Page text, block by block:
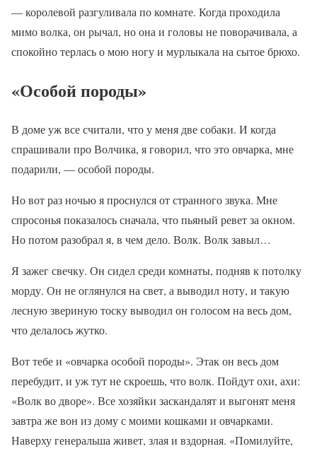
— королевой разгуливала по комнате. Когда проходила
мимо волка, он рычал, но она и головы не поворачивала, а
спокойно терлась о мою ногу и мурлыкала на сытое брюхо.
«Особой породы»
В доме уж все считали, что у меня две собаки. И когда
спрашивали про Волчика, я говорил, что это овчарка, мне
подарили, — особой породы.
Но вот раз ночью я проснулся от странного звука. Мне
спросонья показалось сначала, что пьяный ревет за окном.
Но потом разобрал я, в чем дело. Волк. Волк завыл…
Я зажег свечку. Он сидел среди комнаты, подняв к потолку
морду. Он не оглянулся на свет, а выводил ноту, и такую
лесную звериную тоску выводил он голосом на весь дом,
что делалось жутко.
Вот тебе и «овчарка особой породы». Этак он весь дом
перебудит, и уж тут не скроешь, что волк. Пойдут охи, ахи:
«Волк во дворе». Все хозяйки заскандалят и выгонят меня
завтра же вон из дому с моими кошками и овчарками.
Наверху генеральша живет, злая и вздорная. «Помилуйте,